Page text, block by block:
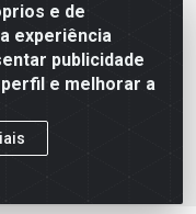
e de
experiência
publicidade
e melhorar a
(412 Norte), Alameda
- CEP 77.006-540 -
02